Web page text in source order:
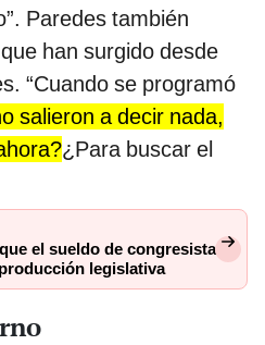
Paredes también
han surgido desde
“Cuando se programó
salieron a decir nada,
¿Para buscar el
el sueldo de congresista
legislativa